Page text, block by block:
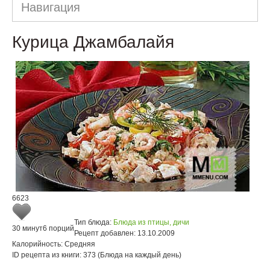
Навигация
Курица Джамбалайя
6623
30 минут6 порций
Тип блюда: Блюда из птицы, дичи
Рецепт добавлен: 13.10.2009
Калорийность: Средняя
ID рецепта из книги: 373 (Блюда на каждый день)